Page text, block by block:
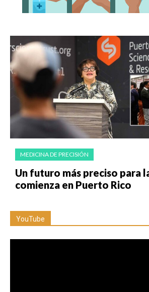
MEDICINA DE PRECISIÓN
Un futuro más preciso para
comienza en Puerto Rico
YouTube